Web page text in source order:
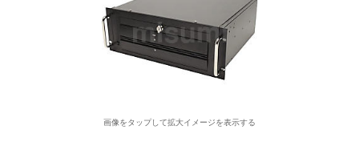
画像をタップして拡大イメージを表示する